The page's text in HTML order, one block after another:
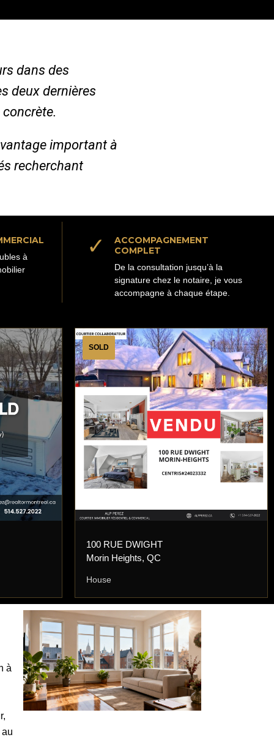
dans des
deux dernières
important à
recherchant
à
✓
ACCOMPAGNEMENT
COMPLET
De la consultation jusqu’à la
signature chez le notaire, je vous
accompagne à chaque étape.
SOLD
100 RUE DWIGHT
Morin Heights, QC
House
à